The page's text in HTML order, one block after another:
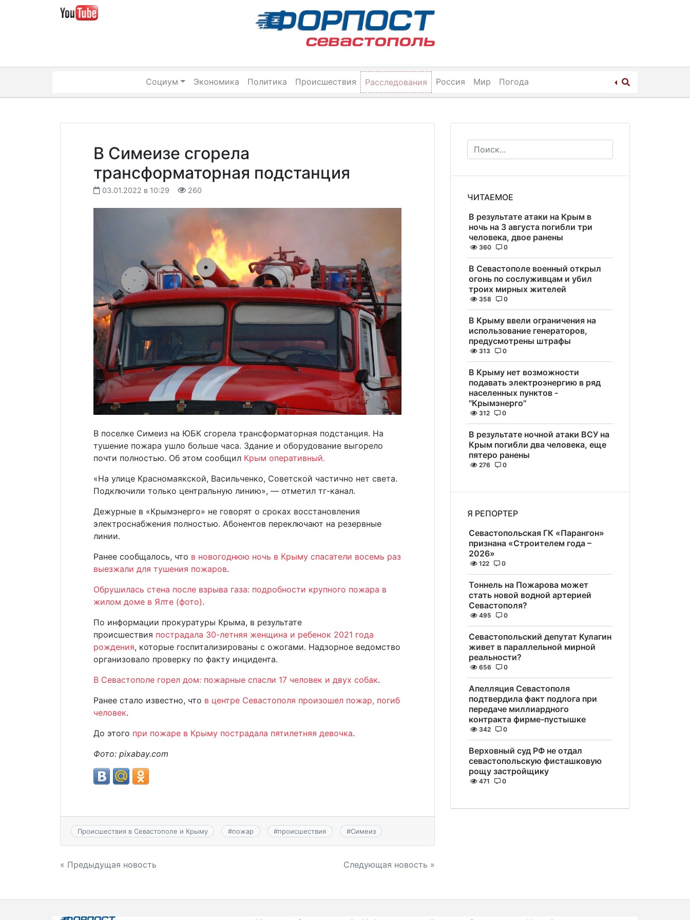
Социум Экономика Политика Происшествия Расследования Россия Мир Погода
В Симеизе сгорела
трансформаторная подстанция
03.01.2022 в 10:29 260
В поселке Симеиз на ЮБК сгорела трансформаторная подстанция. На
тушение пожара ушло больше часа. Здание и оборудование выгорело
почти полностью. Об этом сообщил Крым оперативный.
«На улице Красномаякской, Васильченко, Советской частично нет света.
Подключили только центральную линию», — отметил тг-канал.
Дежурные в «Крымэнерго» не говорят о сроках восстановления
электроснабжения полностью. Абонентов переключают на резервные
линии.
Ранее сообщалось, что в новогоднюю ночь в Крыму спасатели восемь раз
выезжали для тушения пожаров.
Обрушилась стена после взрыва газа: подробности крупного пожара в
жилом доме в Ялте (фото).
По информации прокуратуры Крыма, в результате
происшествия пострадала 30-летняя женщина и ребенок 2021 года
рождения, которые госпитализированы с ожогами. Надзорное ведомство
организовало проверку по факту инцидента.
В Севастополе горел дом: пожарные спасли 17 человек и двух собак.
Ранее стало известно, что в центре Севастополя произошел пожар, погиб
человек.
До этого при пожаре в Крыму пострадала пятилетняя девочка.
Фото: pixabay.com
Происшествия в Севастополе и Крыму #пожар #происшествия #Симеиз
Навигация
записям
« Предыдущая новость Следующая новость »
ЧИТАЕМОЕ
В результате атаки на Крым в
ночь на 3 августа погибли три
человека, двое ранены
360 0
В Севастополе военный открыл
огонь по сослуживцам и убил
троих мирных жителей
358 0
В Крыму ввели ограничения на
использование генераторов,
предусмотрены штрафы
313 0
В Крыму нет возможности
подавать электроэнергию в ряд
населенных пунктов -
"Крымэнерго"
312 0
В результате ночной атаки ВСУ на
Крым погибли два человека, еще
пятеро ранены
276 0
Я РЕПОРТЕР
Севастопольская ГК «Парангон»
признана «Строителем года –
2026»
122 0
Тоннель на Пожарова может
стать новой водной артерией
Севастополя?
495 0
Севастопольский депутат Кулагин
живет в параллельной мирной
реальности?
656 0
Апелляция Севастополя
подтвердила факт подлога при
передаче миллиардного
контракта фирме-пустышке
342 0
Верховный суд РФ не отдал
севастопольскую фисташковую
рощу застройщику
471 0